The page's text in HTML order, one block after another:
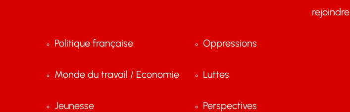
rejoindre
Politique française
Monde du travail / Economie
Jeunesse
Oppressions
Luttes
Perspectives